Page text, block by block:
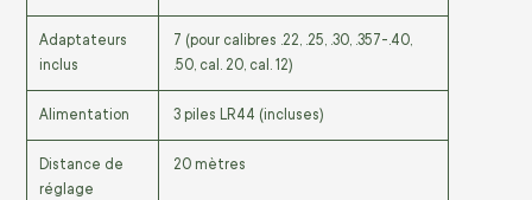
Adaptateurs
inclus
7 (pour calibres .22, .25, .30, .357-.40,
.50, cal. 20, cal. 12)
Alimentation 3 piles LR44 (incluses)
Distance de
réglage
20 mètres